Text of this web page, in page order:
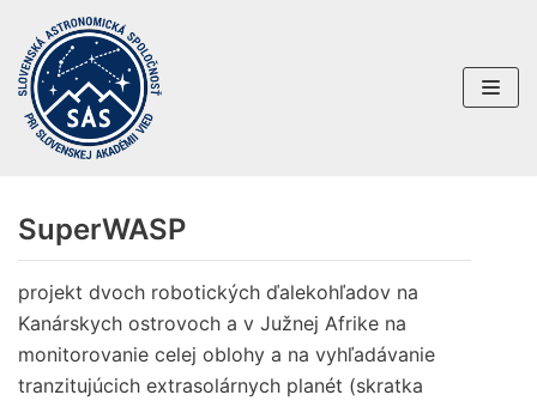
Preskočiť
na
obsah
SuperWASP
projekt dvoch robotických ďalekohľadov na
Kanárskych ostrovoch a v Južnej Afrike na
monitorovanie celej oblohy a na vyhľadávanie
tranzitujúcich extrasolárnych planét (skratka